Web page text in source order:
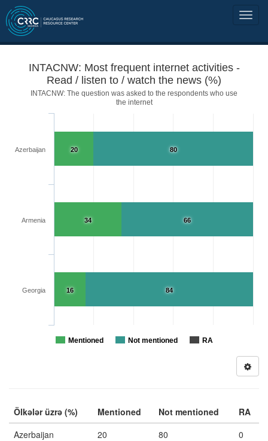
INTACNW: Most frequent internet activities -
Read / listen to / watch the news (%)
INTACNW: The question was asked to the respondents who use
the internet
80
66
84
20
34
16
Mentioned Not mentioned RA
Azerbaijan
Armenia
Georgia
Ölkələr üzrə (%) Mentioned Not mentioned
RA
Azerbaijan
20 80
0